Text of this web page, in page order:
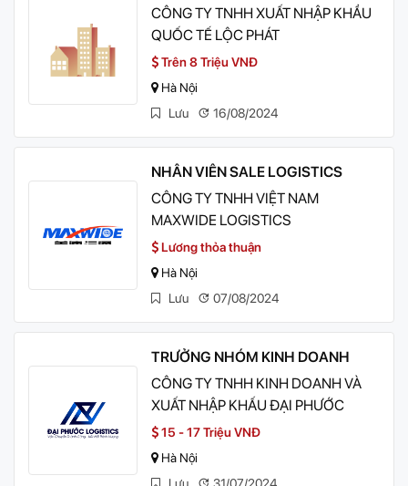
CÔNG TY TNHH XUẤT NHẬP KHẨU
QUỐC TẾ LỘC PHÁT
Trên 8 Triệu VNĐ
Hà Nội
Lưu
16/08/2024
NHÂN VIÊN SALE LOGISTICS
CÔNG TY TNHH VIỆT NAM
MAXWIDE LOGISTICS
Lương thỏa thuận
Hà Nội
Lưu
07/08/2024
TRƯỞNG NHÓM KINH DOANH
CÔNG TY TNHH KINH DOANH VÀ
XUẤT NHẬP KHẤU ĐẠI PHƯỚC
15 - 17 Triệu VNĐ
Hà Nội